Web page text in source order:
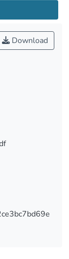
οι τρόποι
μέθοδοι
της
προτείνονται
Download